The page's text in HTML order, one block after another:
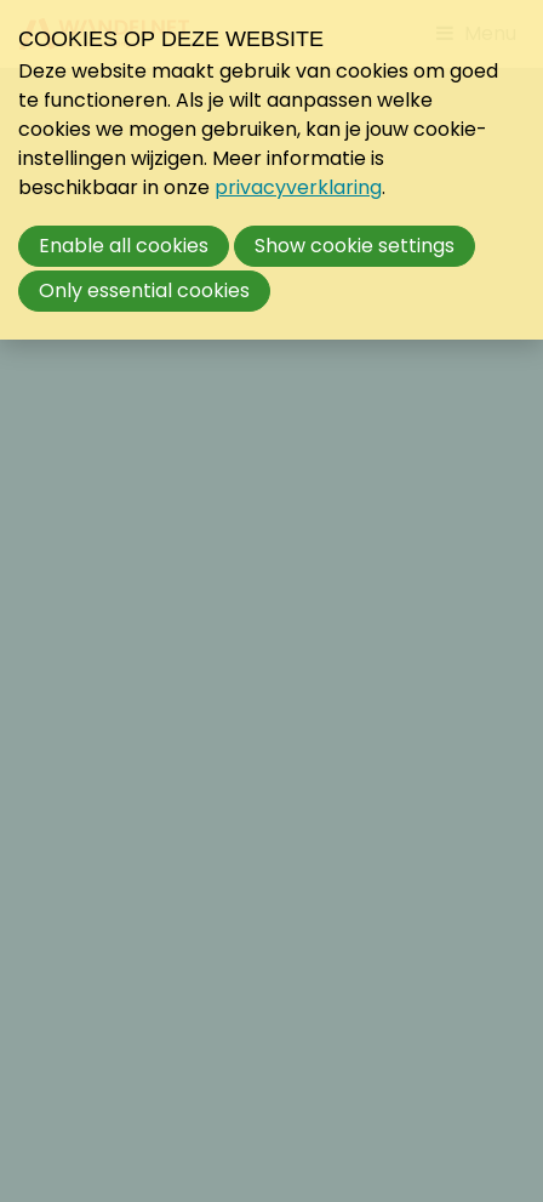
to
COOKIES OP DEZE WEBSITE
Deze website maakt gebruik van cookies om goed
te functioneren. Als je wilt aanpassen welke
cookies we mogen gebruiken, kan je jouw cookie-
instellingen wijzigen. Meer informatie is
beschikbaar in onze privacyverklaring.
Enable all cookies
Show cookie settings
Only essential cookies